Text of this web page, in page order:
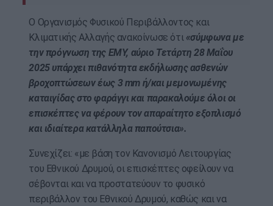
Ο Οργανισμός Φυσικού Περιβάλλοντος και
Κλιματικής Αλλαγής ανακοίνωσε ότι «σύμφωνα με
την πρόγνωση της ΕΜΥ, αύριο Τετάρτη 28 Μαΐου
2025 υπάρχει πιθανότητα εκδήλωσης ασθενών
βροχοπτώσεων έως 3 mm ή/και μεμονωμένης
καταιγίδας στο φαράγγι και παρακαλούμε όλοι οι
επισκέπτες να φέρουν τον απαραίτητο εξοπλισμό
και ιδιαίτερα κατάλληλα παπούτσια».
Συνεχίζει: «με βάση τον Κανονισμό Λειτουργίας
του Εθνικού Δρυμού, οι επισκέπτες οφείλουν να
σέβονται και να προστατεύουν το φυσικό
περιβάλλον του Εθνικού Δρυμού, καθώς και να